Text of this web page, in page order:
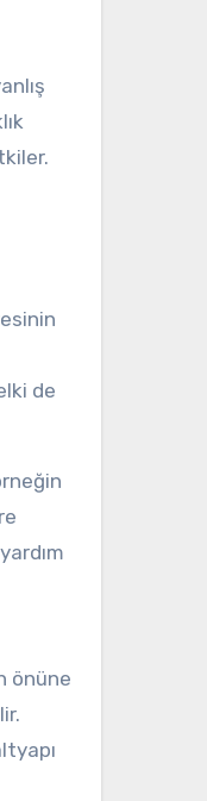
de
önüne